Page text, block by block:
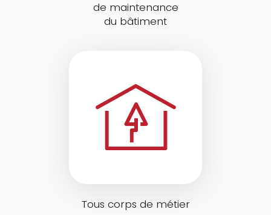
de maintenance
du bâtiment
Tous corps de métier